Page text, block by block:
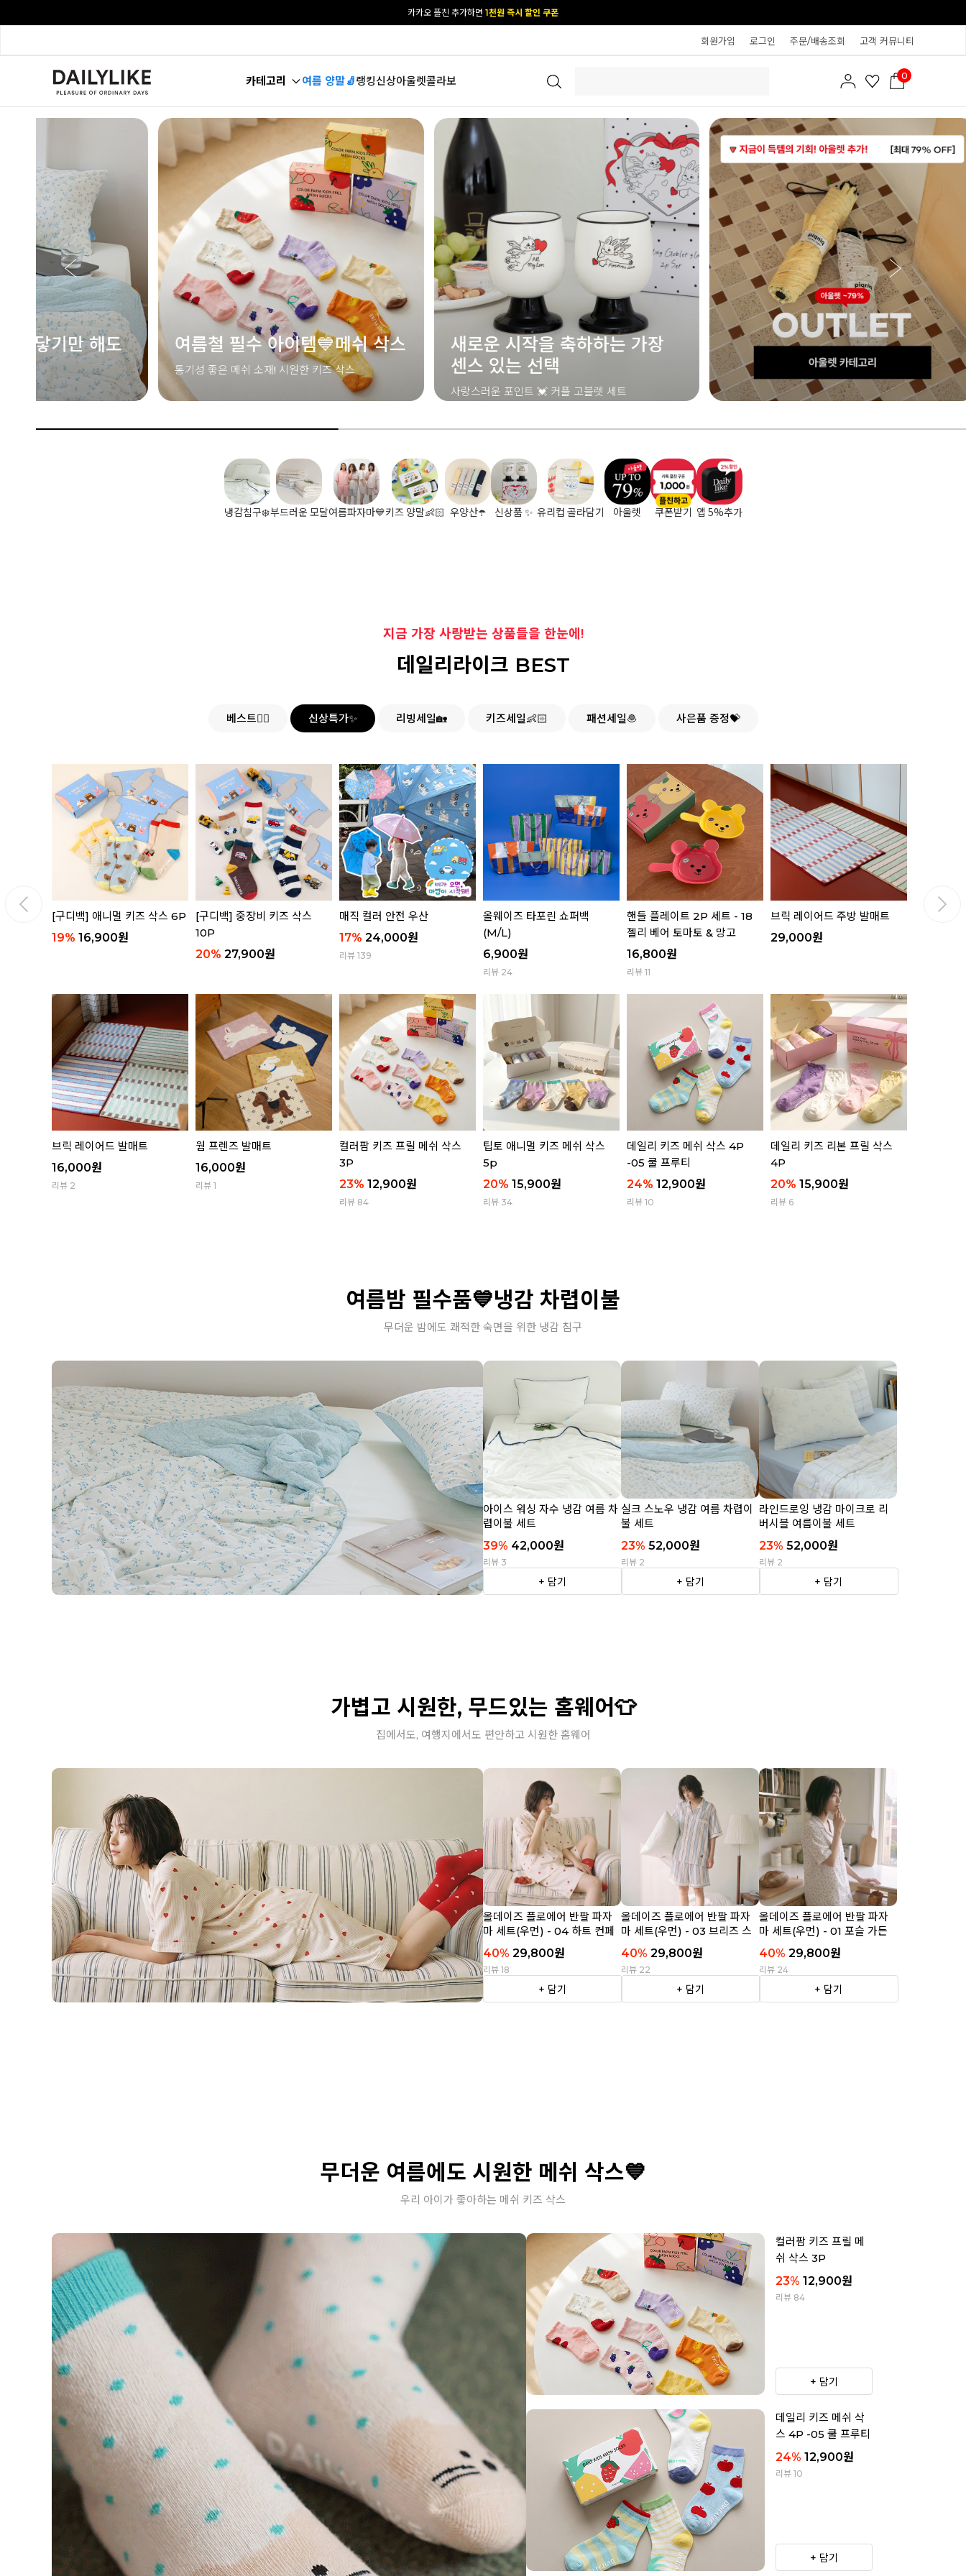
[공식몰 단독] 앱 다운받고2% 결제 할인 받기
회원가입 로그인 주문/배송조회 고객 커뮤니티
카테고리 여름 양말🧦랭킹신상아울렛콜라보 0
여름철 필수 아이템💙메쉬 삭스
통기성 좋은 메쉬 소재! 시원한 키즈 삭스
새로운 시작을 축하하는 가장
센스 있는 선택
사랑스러운 포인트 💓 커플 고블렛 세트
365 데일
[특별할인]
냉감침구❄️부드러운 모달여름파자마💙키즈 양말👶🏻 우양산☂️ 신상품 ✨ 유리컵 골라담기 아울렛
플친하고
쿠폰받기 앱 5%추가
지금 가장 사랑받는 상품들을 한눈에!
데일리라이크 BEST
베스트👍🏻 신상특가✨ 리빙세일🏡 키즈세일👶🏻 패션세일🧆 사은품 증정💝
[구디백] 애니멀 키즈 삭스 6P
19% 16,900원
[구디백] 중장비 키즈 삭스
10P
20% 27,900원
매직 컬러 안전 우산
17% 24,000원
리뷰 139
올웨이즈 타포린 쇼퍼백
(M/L)
6,900원
리뷰 24
핸들 플레이트 2P 세트 - 18
젤리 베어 토마토 & 망고
16,800원
리뷰 11
브릭 레이어드 주방 발매트
29,000원
브릭 레이어드 발매트
16,000원
리뷰 2
웜 프렌즈 발매트
16,000원
리뷰 1
컬러팜 키즈 프릴 메쉬 삭스
3P
23% 12,900원
리뷰 84
팁토 애니멀 키즈 메쉬 삭스
5p
20% 15,900원
리뷰 34
데일리 키즈 메쉬 삭스 4P
-05 쿨 프루티
24% 12,900원
리뷰 10
데일리 키즈 리본 프릴 삭스
4P
20% 15,900원
리뷰 6
핸들 플
여름밤 필수품💙냉감 차렵이불
무더운 밤에도 쾌적한 숙면을 위한 냉감 침구
아이스 워싱 자수 냉감 여름 차
렵이불 세트
39% 42,000원
리뷰 3
+ 담기
실크 스노우 냉감 여름 차렵이
불 세트
23% 52,000원
리뷰 2
+ 담기
라인드로잉 냉감 마이크로 리
버시블 여름이불 세트
23% 52,000원
리뷰 2
+ 담기
가볍고 시원한, 무드있는 홈웨어👕
집에서도, 여행지에서도 편안하고 시원한 홈웨어
올데이즈 플로에어 반팔 파자
마 세트(우먼) - 04 하트 컨페
티
40% 29,800원
리뷰 18
+ 담기
올데이즈 플로에어 반팔 파자
마 세트(우먼) - 03 브리즈 스
트라이프
40% 29,800원
리뷰 22
+ 담기
올데이즈 플로에어 반팔 파자
마 세트(우먼) - 01 포슬 가든
40% 29,800원
리뷰 24
+ 담기
무더운 여름에도 시원한 메쉬 삭스💙
우리 아이가 좋아하는 메쉬 키즈 삭스
컬러팜 키즈 프릴 메
쉬 삭스 3P
23% 12,900원
리뷰 84
+ 담기
데일리 키즈 메쉬 삭
스 4P -05 쿨 프루티
24% 12,900원
리뷰 10
+ 담기